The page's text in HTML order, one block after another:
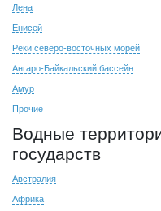
Лена
Енисей
Реки северо-восточных морей
Ангаро-Байкальский бассейн
Амур
Прочие
Водные
государств
Австралия
Африка